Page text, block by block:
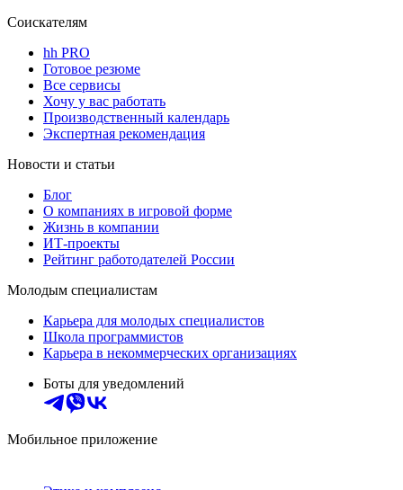
Соискателям
hh PRO
Готовое резюме
Все сервисы
Хочу у вас работать
Производственный календарь
Экспертная рекомендация
Новости и статьи
Блог
О компаниях в игровой форме
Жизнь в компании
ИТ-проекты
Рейтинг работодателей России
Молодым специалистам
Карьера для молодых специалистов
Школа программистов
Карьера в некоммерческих организациях
Боты для уведомлений
Мобильное приложение